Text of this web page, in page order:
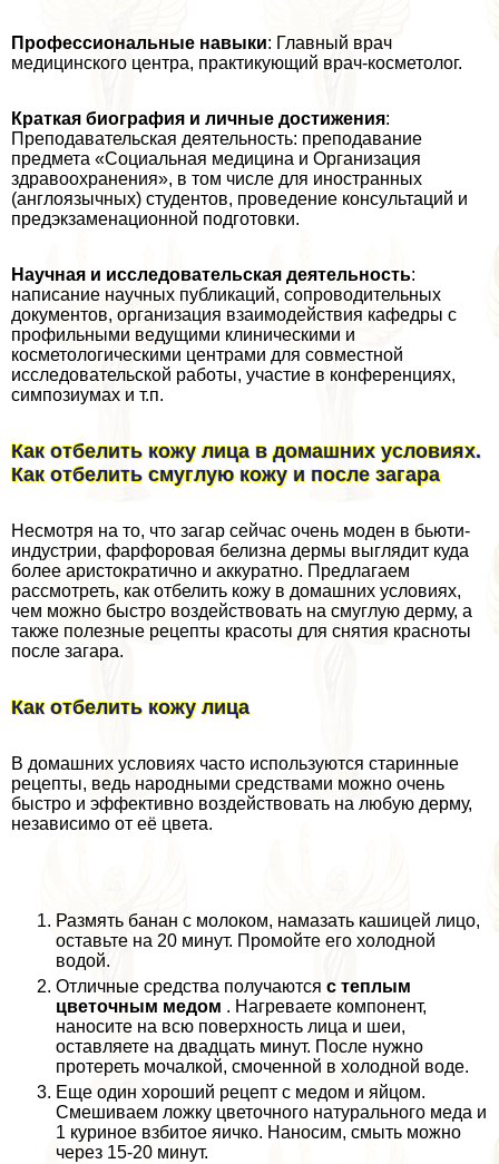
Профессиональные навыки: Главный врач
медицинского центра, пpaктикующий врач-косметолог.
Краткая биография и личные достижения:
Преподавательская деятельность: преподавание
предмета «Социальная медицина и Организация
здравоохранения», в том числе для иностранных
(англоязычных) студентов, проведение консультаций и
предэкзаменационной подготовки.
Научная и исследовательская деятельность:
написание научных публикаций, сопроводительных
документов, организация взаимодействия кафедры с
профильными ведущими клиническими и
косметологическими центрами для совместной
исследовательской работы, участие в конференциях,
симпозиумах и т.п.
Как отбелить кожу лица в домашних условиях.
Как отбелить смуглую кожу и после загара
Несмотря на то, что загар сейчас очень моден в бьюти-
индустрии, фарфоровая белизна дермы выглядит куда
более аристократично и аккуратно. Предлагаем
рассмотреть, как отбелить кожу в домашних условиях,
чем можно быстро воздействовать на смуглую дерму, а
также полезные рецепты красоты для снятия красноты
после загара.
Как отбелить кожу лица
В домашних условиях часто используются старинные
рецепты, ведь народными средствами можно очень
быстро и эффективно воздействовать на любую дерму,
независимо от её цвета.
Размять банан с молоком, намазать кашицей лицо,
оставьте на 20 минут. Промойте его холодной
водой.
Отличные средства получаются с теплым
цветочным медом . Нагреваете компонент,
наносите на всю поверхность лица и шеи,
оставляете на двадцать минут. После нужно
протереть мочалкой, смоченной в холодной воде.
Еще один хороший рецепт с медом и яйцом.
Смешиваем ложку цветочного натурального меда и
1 куриное взбитое яичко. Наносим, смыть можно
через 15-20 минут.